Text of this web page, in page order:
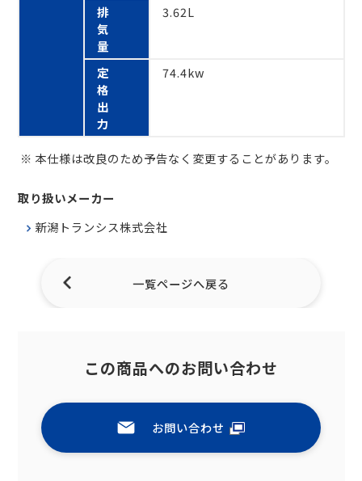
排
気
量
3.62L
定
格
出
力
74.4kw
本仕様は改良のため予告なく変更することがあります。
取り扱いメーカー
新潟トランシス株式会社
一覧ページへ戻る
この商品へのお問い合わせ
お問い合わせ